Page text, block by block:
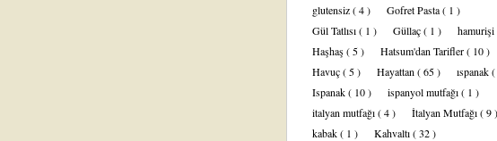
glutensiz( 4 ) Gofret Pasta( 1 )
Gül Tatlısı( 1 ) Güllaç( 1 ) hamurişi
Haşhaş( 5 ) Hatsum'dan Tarifler( 10 )
Havuç( 5 ) Hayattan ( 65 ) ıspanak
Ispanak( 10 ) ispanyol mutfağı( 1 )
italyan mutfağı( 4 ) İtalyan Mutfağı( 9 )
kabak( 1 ) Kahvaltı( 32 )